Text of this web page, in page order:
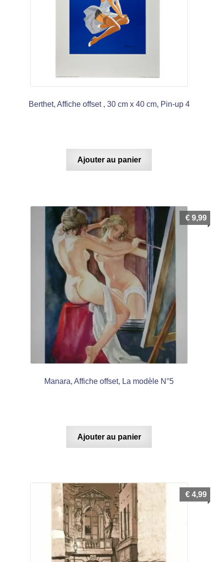
Berthet, Affiche offset , 30 cm x 40 cm, Pin-up 4
Ajouter au panier
Manara, Affiche offset, La modèle N°5
€ 9,99
Ajouter au panier
€ 4,99